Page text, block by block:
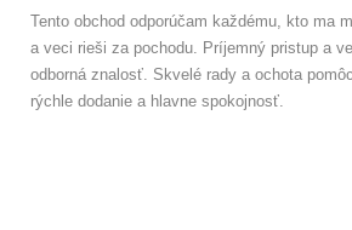
Tento obchod odporúčam každému, kto ma
a veci rieši za pochodu. Príjemný pristup a
odborná znalosť. Skvelé rady a ochota
rýchle dodanie a hlavne spokojnosť.